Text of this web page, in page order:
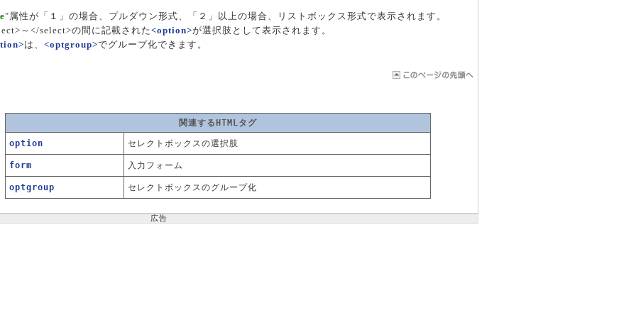
"属性が「１」の場合、プルダウン形式、「２」以上の場合、リストボックス形式で表示されます。
～</select>の間に記載された<option>が選択肢として表示されます。
は、<optgroup>でグループ化できます。
関連するHTMLタグ
option セレクトボックスの選択肢
form 入力フォーム
optgroup セレクトボックスのグループ化
広告